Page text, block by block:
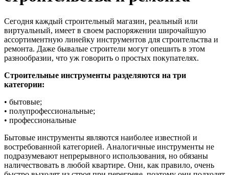
Сегодня каждый строительный магазин, реальный или
виртуальный, имеет в своем распоряжении широчайшую
ассортиментную линейку инструментов для строительства и
ремонта. Даже бывалые строители могут опешить в этом
разнообразии, что уж говорить о простых покупателях.
Строительные инструменты разделяются на три
категории:
• бытовые;
• полупрофессиональные;
• профессиональные
Бытовые инструменты являются наиболее известной и
востребованной категорией. Аналогичные инструменты не
подразумевают непрерывного использования, но обязаны
наличествовать в любой квартире. Они, как правило, очень